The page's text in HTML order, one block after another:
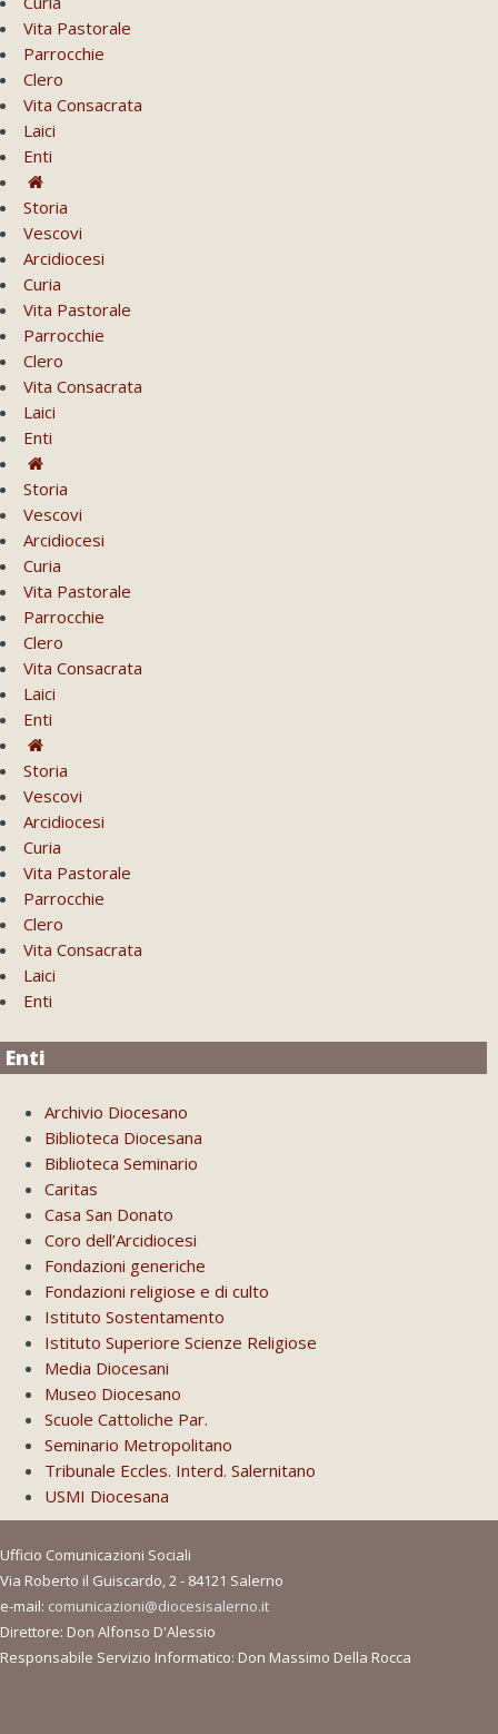
Vita Pastorale
Parrocchie
Clero
Vita Consacrata
Laici
Enti
Storia
Vescovi
Arcidiocesi
Curia
Vita Pastorale
Parrocchie
Clero
Vita Consacrata
Laici
Enti
Storia
Vescovi
Arcidiocesi
Curia
Vita Pastorale
Parrocchie
Clero
Vita Consacrata
Laici
Enti
Storia
Vescovi
Arcidiocesi
Curia
Vita Pastorale
Parrocchie
Clero
Vita Consacrata
Laici
Enti
Enti
Archivio Diocesano
Biblioteca Diocesana
Biblioteca Seminario
Caritas
Casa San Donato
Coro dell’Arcidiocesi
Fondazioni generiche
Fondazioni religiose e di culto
Istituto Sostentamento
Istituto Superiore Scienze Religiose
Media Diocesani
Museo Diocesano
Scuole Cattoliche Par.
Seminario Metropolitano
Tribunale Eccles. Interd. Salernitano
USMI Diocesana
Ufficio Comunicazioni Sociali
Via Roberto il Guiscardo, 2 - 84121 Salerno
e-mail: comunicazioni@diocesisalerno.it
Direttore: Don Alfonso D'Alessio
Responsabile Servizio Informatico: Don Massimo Della Rocca